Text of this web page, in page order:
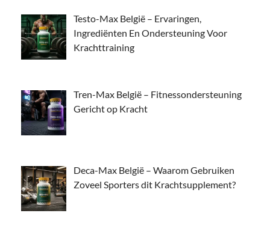
Testo-Max België – Ervaringen,
Ingrediënten En Ondersteuning Voor
Krachttraining
Tren-Max België – Fitnessondersteuning
Gericht op Kracht
Deca-Max België – Waarom Gebruiken
Zoveel Sporters dit Krachtsupplement?